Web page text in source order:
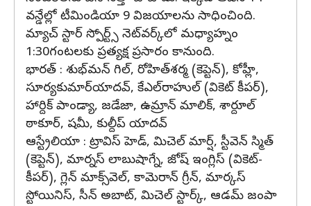
వన్డేల్లో టీమిండియా 9 విజయాలను సాధించింది.
మ్యాచ్ స్టార్ స్పోర్ట్స్ నెట్‌వర్క్‌లో మధ్యాహ్నం
1:30గంటలకు ప్రత్యక్ష ప్రసారం కానుంది.
భారత్ : శుభ్‌మన్ గిల్, రోహిత్‌శర్మ (కెప్టెన్), కోహ్లీ,
సూర్యకుమార్‌యాదవ్, కేఎల్‌రాహుల్ (వికెట్ కీపర్),
హార్దిక్ పాండ్యా, జడేజా, ఉమ్రాన్ మాలిక్, శార్దూల్
ఠాకూర్, షమీ, కుల్దీప్ యాదవ్
ఆస్ట్రేలియా : ట్రావిస్ హెడ్, మిచెల్ మార్ష్, స్టీవెన్ స్మిత్
(కెప్టెన్), మార్నస్ లాబుషాగ్నే, జోష్ ఇంగ్లిస్ (వికెట్-
కీపర్), గ్లెన్ మాక్స్‌వెల్, కామెరాన్ గ్రీన్, మార్కస్
స్టోయినిస్, సీన్ అబాట్, మిచెల్ స్టార్క్, ఆడమ్ జంపా